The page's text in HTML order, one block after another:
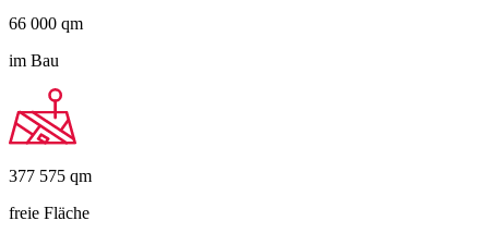
66 000 qm
im Bau
377 575 qm
freie Fläche